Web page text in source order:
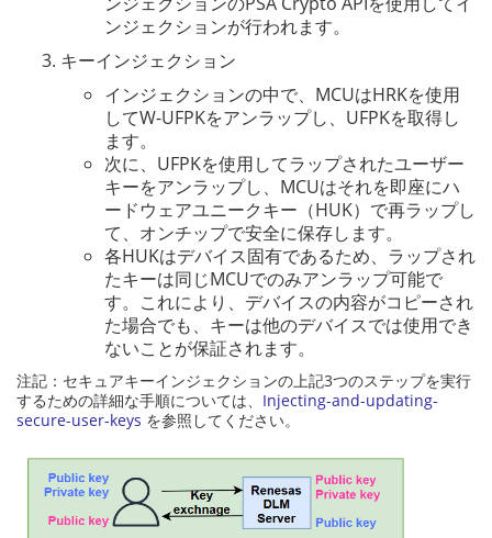
ンジェクションが行われます。
キーインジェクション
インジェクションの中で、MCUはHRKを使用
してW-UFPKをアンラップし、UFPKを取得し
ます。
次に、UFPKを使用してラップされたユーザー
キーをアンラップし、MCUはそれを即座にハ
ードウェアユニークキー（HUK）で再ラップし
て、オンチップで安全に保存します。
各HUKはデバイス固有であるため、ラップされ
たキーは同じMCUでのみアンラップ可能で
す。これにより、デバイスの内容がコピーされ
た場合でも、キーは他のデバイスでは使用でき
ないことが保証されます。
注記：セキュアキーインジェクションの上記3つのステップを実行
するための詳細な手順については、 Injecting-and-updating-
secure-user-keys を参照してください。